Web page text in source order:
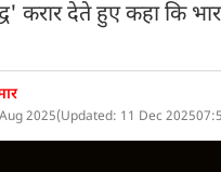
करार देते हुए कहा कि
2025(Updated: 11 Dec 2025